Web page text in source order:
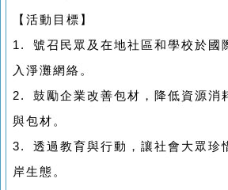
【活動目標】
1. 號召民眾及在地社區和學校於國
入淨灘網絡。
2. 鼓勵企業改善包材，降低資源消
與包材。
3. 透過教育與行動，讓社會大眾珍
岸生態。